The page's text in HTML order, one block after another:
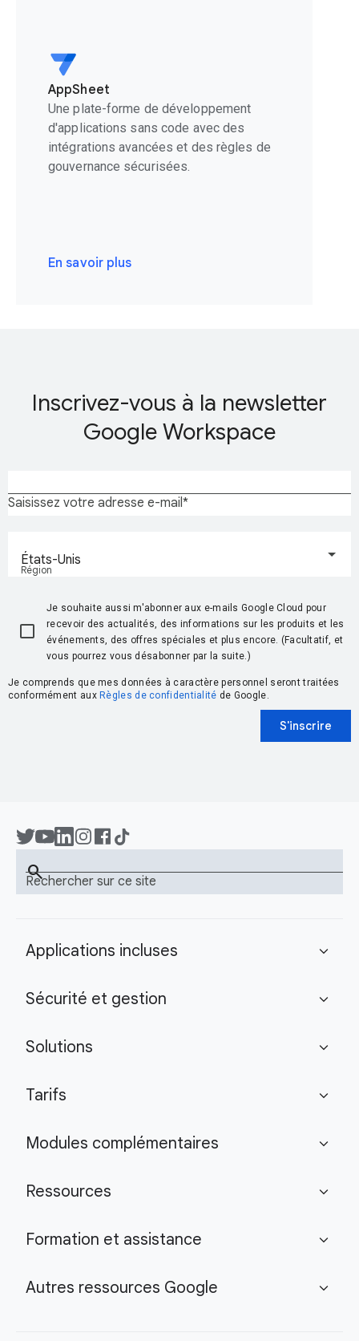
AppSheet
Une plate-forme de développement
d'applications sans code avec des
intégrations avancées et des règles de
gouvernance sécurisées.
En savoir plus
Inscrivez-vous à la newsletter
Google Workspace
Saisissez votre adresse e-mail
Région
États-Unis
Je souhaite aussi m'abonner aux e-mails Google Cloud pour
recevoir des actualités, des informations sur les produits et les
événements, des offres spéciales et plus encore. (Facultatif, et
vous pourrez vous désabonner par la suite.)
Je comprends que mes données à caractère personnel seront traitées
conformément aux Règles de confidentialité de Google.
S'inscrire
Rechercher sur ce site
search
Applications incluses expand_more
Sécurité et gestion expand_more
Solutions expand_more
Tarifs expand_more
Modules complémentaires expand_more
Ressources expand_more
Formation et assistance expand_more
Autres ressources Google expand_more